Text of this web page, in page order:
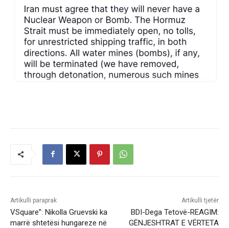
Artikulli paraprak
VSquare”: Nikolla Gruevski ka
marrë shtetësi hungareze në
Artikulli tjetër
BDI-Dega Tetovë-REAGIM:
GËNJESHTRAT E VËRTETA